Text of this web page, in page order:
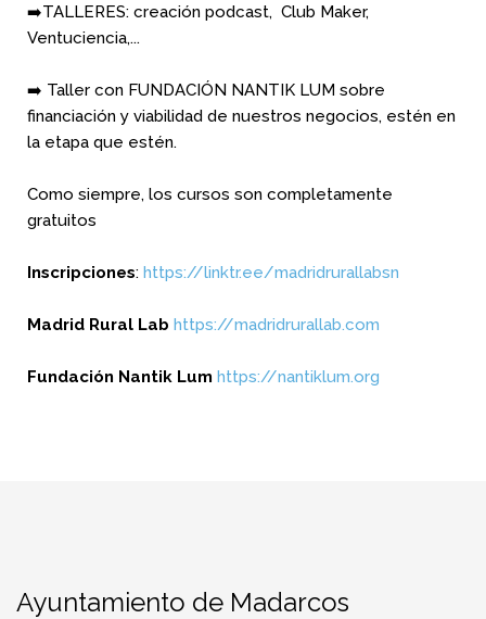
➡️TALLERES: creación podcast, Club Maker,
Ventuciencia,...
➡️ Taller con FUNDACIÓN NANTIK LUM sobre
financiación y viabilidad de nuestros negocios, estén en
la etapa que estén.
Como siempre, los cursos son completamente
gratuitos
Inscripciones: https://linktr.ee/madridrurallabsn
Madrid Rural Lab https://madridrurallab.com
Fundación Nantik Lum https://nantiklum.org
Ayuntamiento de Madarcos